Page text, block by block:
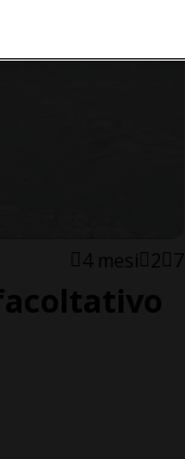
4 mesi 2 7